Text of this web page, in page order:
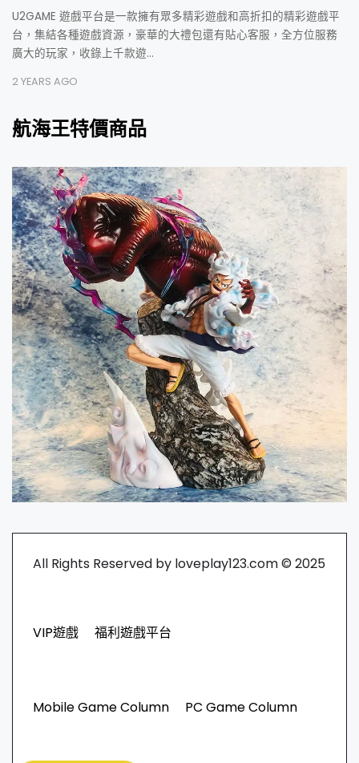
U2GAME 遊戲平台是一款擁有眾多精彩遊戲和高折扣的精彩遊戲平
台，集結各種遊戲資源，豪華的大禮包還有貼心客服，全方位服務
廣大的玩家，收錄上千款遊…
2 YEARS AGO
航海王特價商品
All Rights Reserved by loveplay123.com © 2025
VIP遊戲 福利遊戲平台
Mobile Game Column PC Game Column